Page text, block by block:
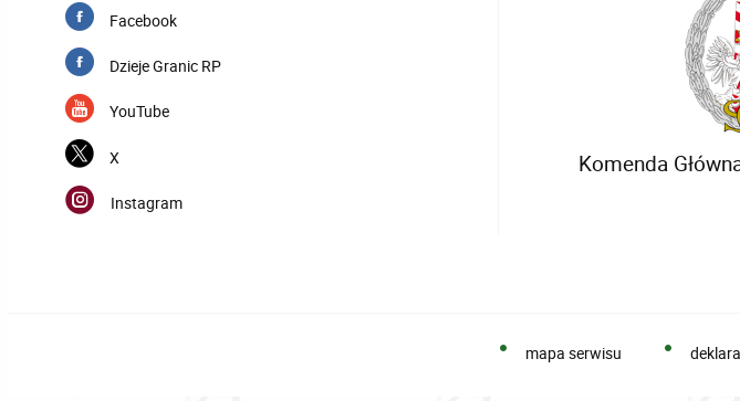
Facebook
Dzieje Granic RP
YouTube
X
Instagram
Komenda
mapa serwisu